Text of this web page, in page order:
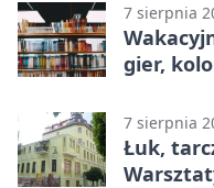
7 sierpnia
gier,
7 sierpnia
Łuk,